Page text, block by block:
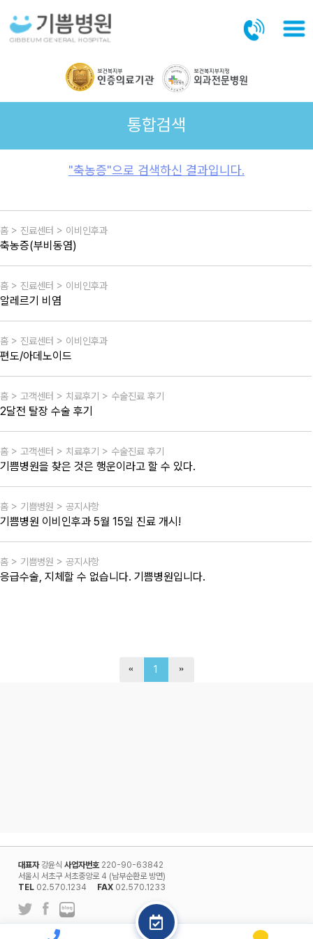
통합검색
"축농증"으로 검색하신 결과입니다.
홈 > 진료센터 > 이비인후과
축농증(부비동염)
홈 > 진료센터 > 이비인후과
알레르기 비염
홈 > 진료센터 > 이비인후과
편도/아데노이드
홈 > 고객센터 > 치료후기 > 수술진료 후기
2달전 탈장 수술 후기
홈 > 고객센터 > 치료후기 > 수술진료 후기
기쁨병원을 찾은 것은 행운이라고 할 수 있다.
홈 > 기쁨병원 > 공지사항
기쁨병원 이비인후과 5월 15일 진료 개시!
홈 > 기쁨병원 > 공지사항
응급수술, 지체할 수 없습니다. 기쁨병원입니다.
1
대표자강윤식 사업자번호220-90-63842
서울시 서초구 서초중앙로 4 (남부순환로 방면)
TEL 02.570.1234 FAX 02.570.1233
개인정보보호정책